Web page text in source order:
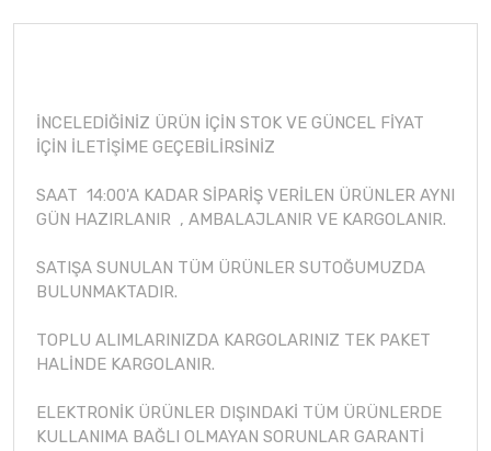
İNCELEDİĞİNİZ ÜRÜN İÇİN STOK VE GÜNCEL FİYAT
İÇİN İLETİŞİME GEÇEBİLİRSİNİZ
SAAT 14:00'A KADAR SİPARİŞ VERİLEN ÜRÜNLER AYNI
GÜN HAZIRLANIR , AMBALAJLANIR VE KARGOLANIR.
SATIŞA SUNULAN TÜM ÜRÜNLER SUTOĞUMUZDA
BULUNMAKTADIR.
TOPLU ALIMLARINIZDA KARGOLARINIZ TEK PAKET
HALİNDE KARGOLANIR.
ELEKTRONİK ÜRÜNLER DIŞINDAKİ TÜM ÜRÜNLERDE
KULLANIMA BAĞLI OLMAYAN SORUNLAR GARANTİ